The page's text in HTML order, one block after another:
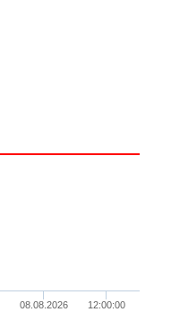
08.08.2026
12:00:00